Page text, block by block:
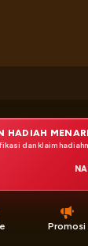
All Rights
Promosi
HADIAH
dan klaim